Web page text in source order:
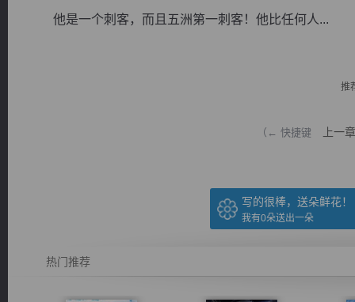
他是一个刺客，而且五洲第一刺客！他比任何人...
推
（← 快捷键 上一章
写的很棒，送朵鲜花！
我有0朵送出一朵
热门推荐